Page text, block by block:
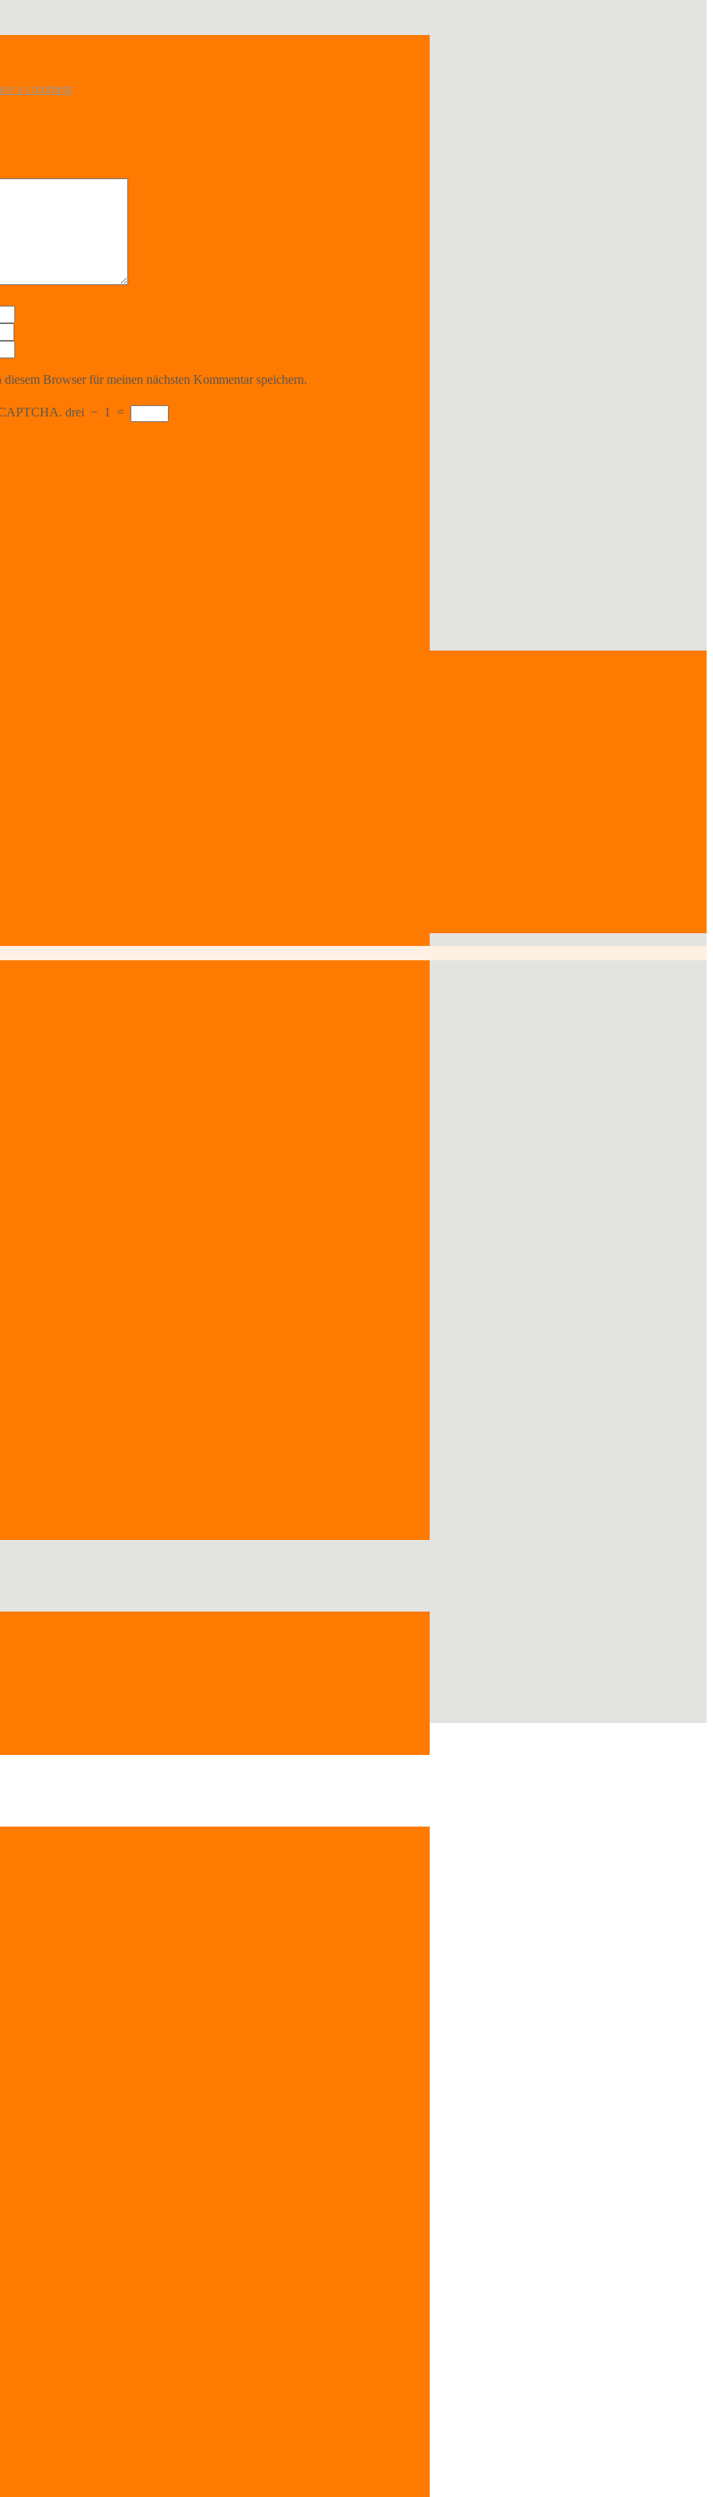
a comment
Browser für meinen nächsten Kommentar speichern.
CAPTCHA. drei − 1 =